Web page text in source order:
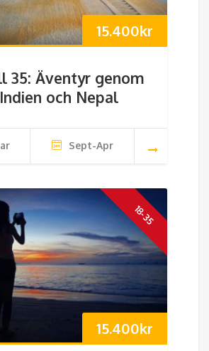
15.400kr
35: Äventyr genom
och Nepal
Sept-Apr
18-35
15.400kr